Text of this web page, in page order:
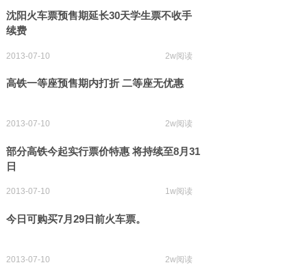
沈阳火车票预售期延长30天学生票不收手
续费
2013-07-10 2w阅读
高铁一等座预售期内打折 二等座无优惠
2013-07-10 2w阅读
部分高铁今起实行票价特惠 将持续至8月31
日
2013-07-10 1w阅读
今日可购买7月29日前火车票。
2013-07-10 2w阅读